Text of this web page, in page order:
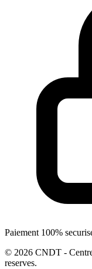
Paiement 100%
© 2026 CNDT -
reserves.